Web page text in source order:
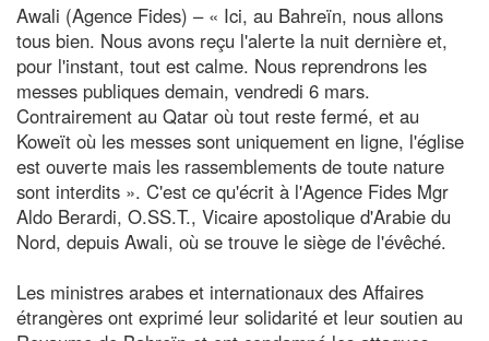
Awali (Agence Fides) – « Ici, au Bahreïn, nous allons
tous bien. Nous avons reçu l'alerte la nuit dernière et,
pour l'instant, tout est calme. Nous reprendrons les
messes publiques demain, vendredi 6 mars.
Contrairement au Qatar où tout reste fermé, et au
Koweït où les messes sont uniquement en ligne, l'église
est ouverte mais les rassemblements de toute nature
sont interdits ». C'est ce qu'écrit à l'Agence Fides Mgr
Aldo Berardi, O.SS.T., Vicaire apostolique d'Arabie du
Nord, depuis Awali, où se trouve le siège de l'évêché.
Les ministres arabes et internationaux des Affaires
étrangères ont exprimé leur solidarité et leur soutien au